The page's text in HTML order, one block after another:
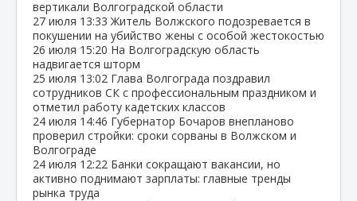
вертикали Волгоградской области
27 июля 13:33 Житель Волжского подозревается в
покушении на убийство жены с особой жестокостью
26 июля 15:20 На Волгоградскую область
надвигается шторм
25 июля 13:02 Глава Волгограда поздравил
сотрудников СК с профессиональным праздником и
отметил работу кадетских классов
24 июля 14:46 Губернатор Бочаров внепланово
проверил стройки: сроки сорваны в Волжском и
Волгограде
24 июля 12:22 Банки сокращают вакансии, но
активно поднимают зарплаты: главные тренды
рынка труда